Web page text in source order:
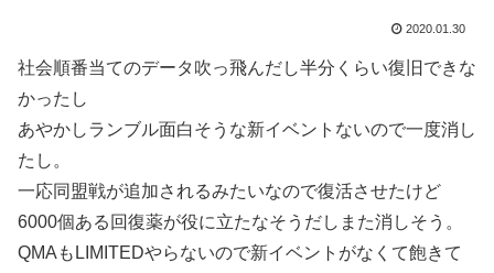
2020.01.30
社会順番当てのデータ吹っ飛んだし半分くらい復旧できな
かったし
あやかしランブル面白そうな新イベントないので一度消し
たし。
一応同盟戦が追加されるみたいなので復活させたけど
6000個ある回復薬が役に立たなそうだしまた消しそう。
QMAもLIMITEDやらないので新イベントがなくて飽きて